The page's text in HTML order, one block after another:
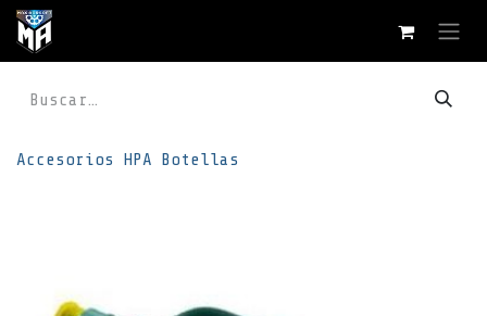
Ir al contenido
Accesorios HPA Botellas